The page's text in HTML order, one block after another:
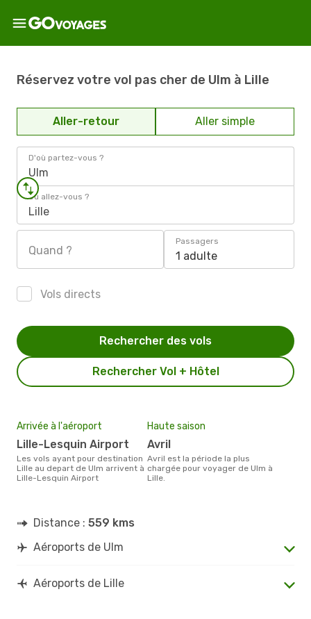
Réservez votre vol pas cher de Ulm à Lille
Aller-retour Aller simple
D'où partez-vous ?
Ulm
Où allez-vous ?
Lille
Quand ?
Passagers
1 adulte
Vols directs
Rechercher Vol + Hôtel
Rechercher des vols
Arrivée à l'aéroport
Lille-Lesquin Airport
Les vols ayant pour destination
Lille au depart de Ulm arrivent à
Lille-Lesquin Airport
Haute saison
avril
avril est la période la plus
chargée pour voyager de Ulm à
Lille.
Distance : 559 kms
Aéroports de Ulm
Aéroports de Lille